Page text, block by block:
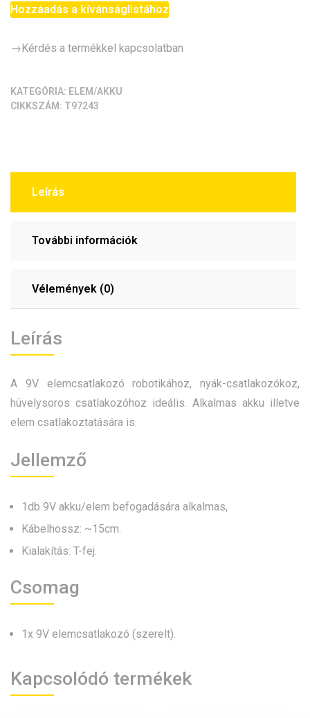
csatlakozó
mennyiség
Hozzáadás a kívánságlistához
→Kérdés a termékkel kapcsolatban
KATEGÓRIA: ELEM/AKKU
CIKKSZÁM: T97243
Leírás
További információk
Vélemények (0)
Leírás
A 9V elemcsatlakozó robotikához, nyák-csatlakozókoz,
hüvelysoros csatlakozóhoz ideális. Alkalmas akku illetve
elem csatlakoztatására is.
Jellemző
1db 9V akku/elem befogadására alkalmas,
Kábelhossz: ~15cm.
Kialakítás: T-fej.
Csomag
1x 9V elemcsatlakozó (szerelt).
Kapcsolódó termékek